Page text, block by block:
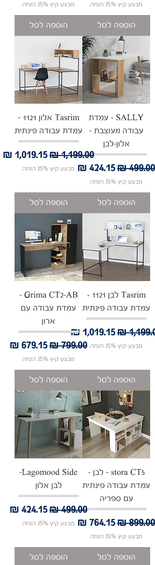
מבצע קיץ 15% הנחה
הוספה לסל
מבצע קיץ 15% הנחה
הוספה לסל
SALLY - עמדת
עבודה מעוצבת -
אלון-לבן
מחיר רגילמחיר מבצע
מבצע קיץ 15% הנחה
הוספה לסל
Tasrim אלון 1121 -
עמדת עבודה פינתית
מחיר רגיל מחיר
מבצע קיץ 15% הנחה
הוספה לסל
Tasrim לבן 1121 -
עמדת עבודה פינתית
רגיל מחיר מבצע
מבצע קיץ 15% הנחה
הוספה לסל
Grima CT2-AB -
עמדת עבודה עם
ארון
מחיר רגילמחיר
מבצע קיץ 15% הנחה
הוספה לסל
stora CT5 - לבן -
עמדת עבודה פינתית
עם ספריה
מחיר רגילמחיר מבצע
מבצע קיץ 15% הנחה
הוספה לסל
Lagomood Side-
לבן אלון
מחיר רגילמחיר
מבצע קיץ 15% הנחה
הוספה לסל